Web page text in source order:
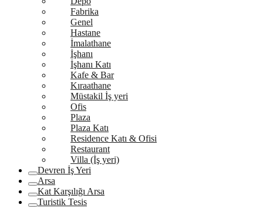
Fabrika
Genel
Hastane
İmalathane
İşhanı
İşhanı Katı
Kafe & Bar
Kıraathane
Müstakil İş yeri
Ofis
Plaza
Plaza Katı
Residence Katı & Ofisi
Restaurant
Villa (İş yeri)
Devren İş Yeri
Arsa
Kat Karşılığı Arsa
Turistik Tesis